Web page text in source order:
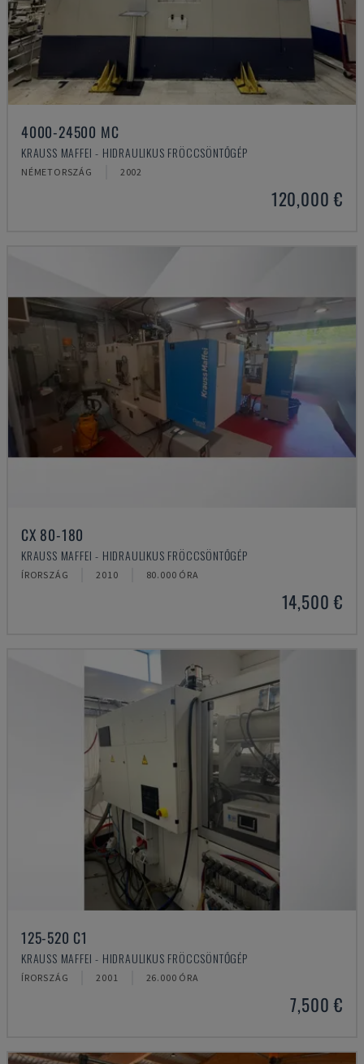
4000-24500 MC
KRAUSS MAFFEI - HIDRAULIKUS FRÖCCSÖNTŐGÉP
NÉMETORSZÁG 2002
120,000 €
CX 80-180
KRAUSS MAFFEI - HIDRAULIKUS FRÖCCSÖNTŐGÉP
ÍRORSZÁG 2010 80.000 ÓRA
14,500 €
125-520 C1
KRAUSS MAFFEI - HIDRAULIKUS FRÖCCSÖNTŐGÉP
ÍRORSZÁG 2001 26.000 ÓRA
7,500 €